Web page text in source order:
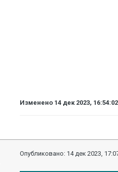
Изменено 14 дек 2023, 16:54:02
Опубликовано: 14 дек 2023,